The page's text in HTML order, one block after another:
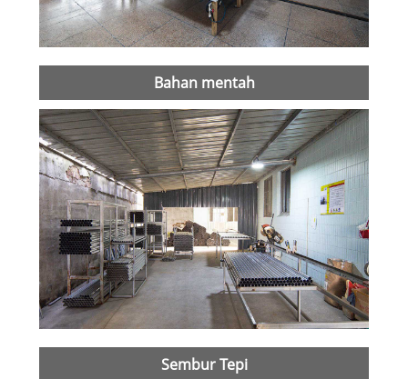
Bahan mentah
Sembur Tepi